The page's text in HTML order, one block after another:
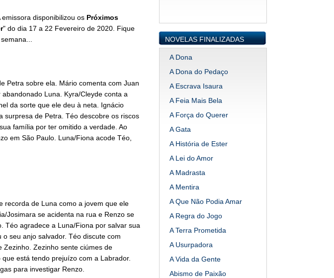
disponibilizou os Próximos
" do dia 17 a 22 Fevereiro de 2020. Fique
Petra sobre ela. Mário comenta com Juan
Luna. Kyra/Cleyde conta a
da sorte que ele deu à neta. Ignácio
surpresa de Petra. Téo descobre os riscos
família por ter omitido a verdade. Ao
em São Paulo. Luna/Fiona acode Téo,
recorda de Luna como a jovem que ele
Josimara se acidenta na rua e Renzo se
Téo agradece a Luna/Fiona por salvar sua
seu anjo salvador. Téo discute com
Zezinho. Zezinho sente ciúmes de
está tendo prejuízo com a Labrador.
para investigar Renzo.
NOVELAS FINALIZADAS
A Dona
A Dona do Pedaço
A Escrava Isaura
A Feia Mais Bela
A Força do Querer
A Gata
A História de Ester
A Lei do Amor
A Madrasta
A Mentira
A Que Não Podia Amar
A Regra do Jogo
A Terra Prometida
A Usurpadora
A Vida da Gente
Abismo de Paixão